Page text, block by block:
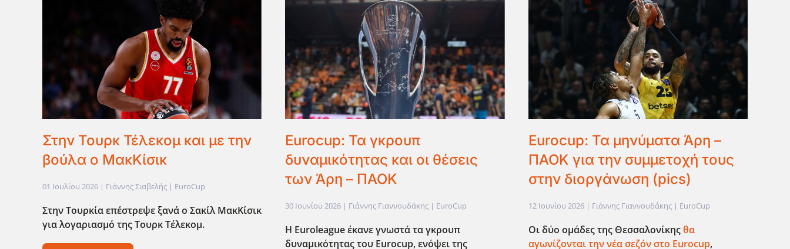
Στην Τουρκ Τέλεκομ και με την
βούλα ο ΜακΚίσικ
01 Ιουλίου 2026 | Γιάννης Σιαβελής | EuroCup
Στην Τουρκία επέστρεψε ξανά ο Σακίλ ΜακΚίσικ
για λογαριασμό της Τουρκ Τέλεκομ.
Eurocup: Τα γκρουπ
δυναμικότητας και οι θέσεις
των Άρη – ΠΑΟΚ
30 Ιουνίου 2026 | Γιάννης Γιαννουδάκης | EuroCup
Η Euroleagueέκανε γνωστά τα γκρουπ
δυναμικότητας του Eurocup, ενόψει της
Eurocup: Τα μηνύματα Άρη –
ΠΑΟΚ για την συμμετοχή τους
στην διοργάνωση (pics)
12 Ιουνίου 2026| Γιάννης Γιαννουδάκης | EuroCup
Οι δύο ομάδες της Θεσσαλονίκηςθα
αγωνίζονται την νέα σεζόν στο Eurocup,